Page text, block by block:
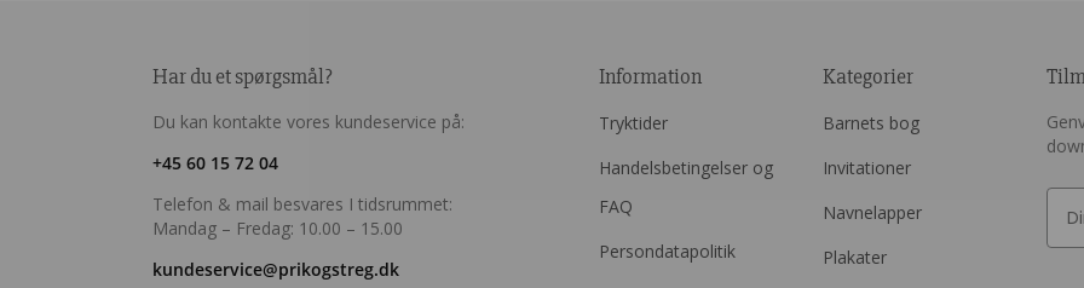
Har du et spørgsmål?
Du kan kontakte vores kundeservice på:
+45 60 15 72 04
Telefon & mail besvares I tidsrummet:
Mandag – Fredag: 10.00 – 15.00
kundeservice@prikogstreg.dk
Information
Tryktider
Handelsbetingelser og
FAQ
Persondatapolitik
Kategorier
Barnets bog
Invitationer
Navnelapper
Plakater